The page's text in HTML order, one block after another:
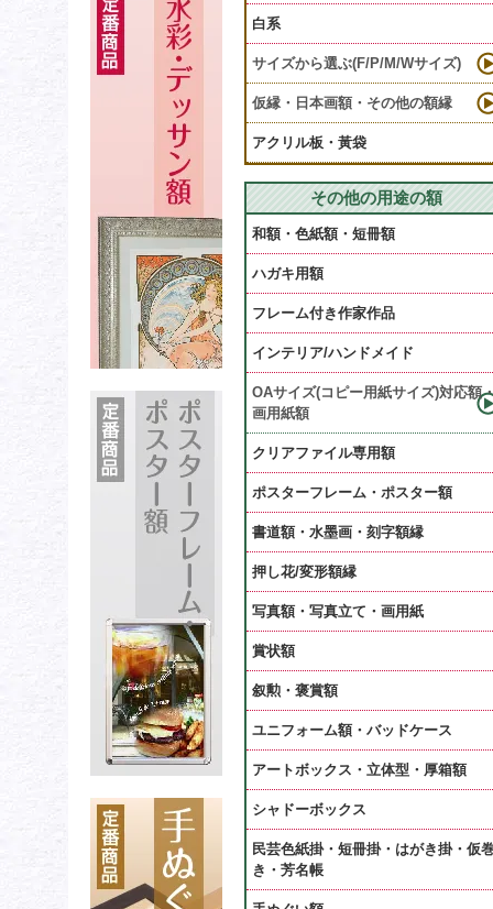
白系
サイズから選ぶ(F/P/M/Wサイズ)
仮縁・日本画額・その他の額縁
アクリル板・黃袋
その他の用途の額
和額・色紙額・短冊額
ハガキ用額
フレーム付き作家作品
インテリア/ハンドメイド
OAサイズ(コピー用紙サイズ)対応額
画用紙額
クリアファイル専用額
ポスターフレーム・ポスター額
書道額・水墨画・刻字額縁
押し花/変形額縁
写真額・写真立て・画用紙
賞状額
叙勲・褒賞額
ユニフォーム額・バッドケース
アートボックス・立体型・厚箱額
シャドーボックス
民芸色紙掛・短冊掛・はがき掛・仮
き・芳名帳